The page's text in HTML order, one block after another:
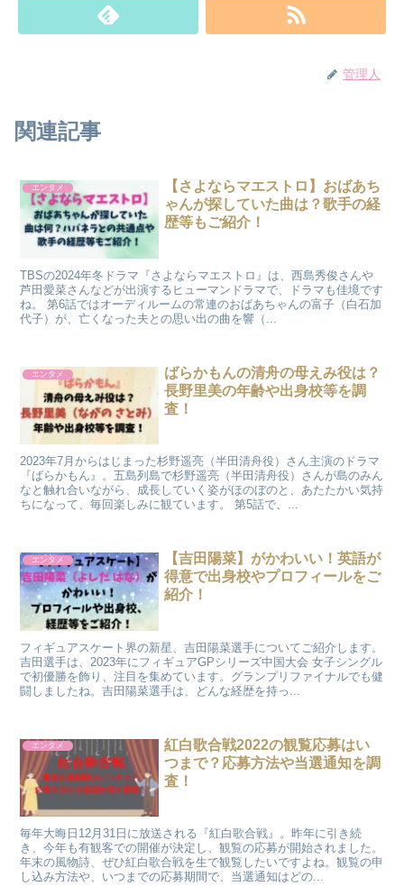
管理人
関連記事
エンタメ
【さよならマエストロ】おばあち
ゃんが探していた曲は？歌手の経
歴等もご紹介！
TBSの2024年冬ドラマ『さよならマエストロ』は、西島秀俊さんや
芦田愛菜さんなどが出演するヒューマンドラマで、ドラマも佳境です
ね。 第6話ではオーディルームの常連のおばあちゃんの富子（白石加
代子）が、亡くなった夫との思い出の曲を響（...
エンタメ
ばらかもんの清舟の母えみ役は？
長野里美の年齢や出身校等を調
査！
2023年7月からはじまった杉野遥亮（半田清舟役）さん主演のドラマ
『ばらかもん』。五島列島で杉野遥亮（半田清舟役）さんが島のみん
なと触れ合いながら、成長していく姿がほのぼのと、あたたかい気持
ちになって、毎回楽しみに観ています。 第5話で、...
エンタメ
【吉田陽菜】がかわいい！英語が
得意で出身校やプロフィールをご
紹介！
フィギュアスケート界の新星、吉田陽菜選手についてご紹介します。
吉田選手は、2023年にフィギュアGPシリーズ中国大会 女子シングル
で初優勝を飾り、注目を集めています。グランプリファイナルでも健
闘しましたね。吉田陽菜選手は、どんな経歴を持っ...
エンタメ
紅白歌合戦2022の観覧応募はい
つまで？応募方法や当選通知を調
査！
毎年大晦日12月31日に放送される『紅白歌合戦』。昨年に引き続
き、今年も有観客での開催が決定し、観覧の応募が開始されました。
年末の風物詩、ぜひ紅白歌合戦を生で観覧したいですよね。観覧の申
し込み方法や、いつまでの応募期間で、当選通知はどの...